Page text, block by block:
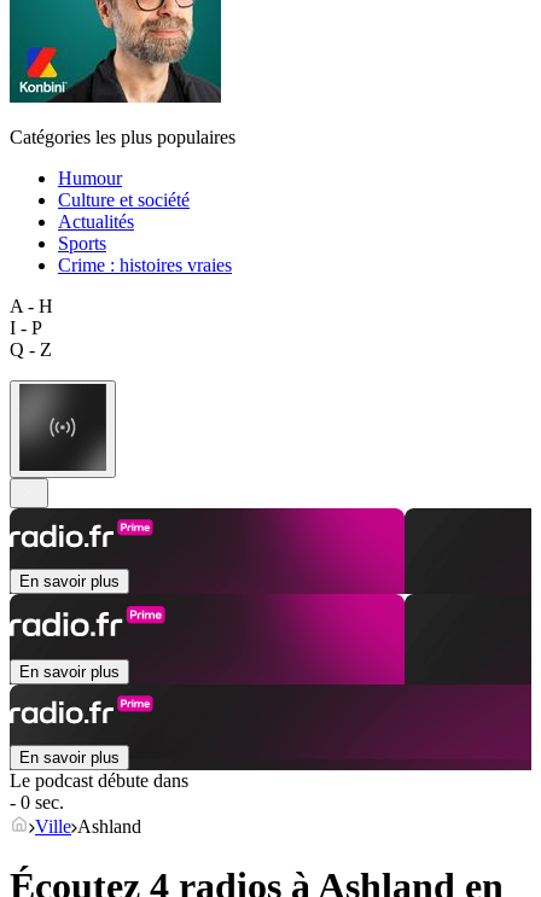
Catégories les plus populaires
Humour
Culture et société
Actualités
Sports
Crime : histoires vraies
A - H
I - P
Q - Z
En savoir plus
En savoir plus
En savoir plus
Le podcast débute dans
- 0 sec.
Ville Ashland
Écoutez 4 radios à Ashland en